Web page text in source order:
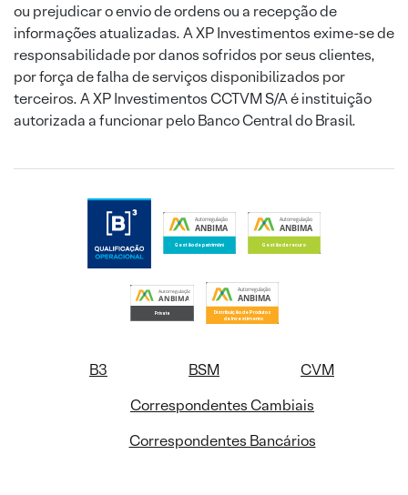
ou prejudicar o envio de ordens ou a recepção de
informações atualizadas. A XP Investimentos exime-se de
responsabilidade por danos sofridos por seus clientes,
por força de falha de serviços disponibilizados por
terceiros. A XP Investimentos CCTVM S/A é instituição
autorizada a funcionar pelo Banco Central do Brasil.
B3 BSM
CVM
Correspondentes Cambiais
Correspondentes Bancários